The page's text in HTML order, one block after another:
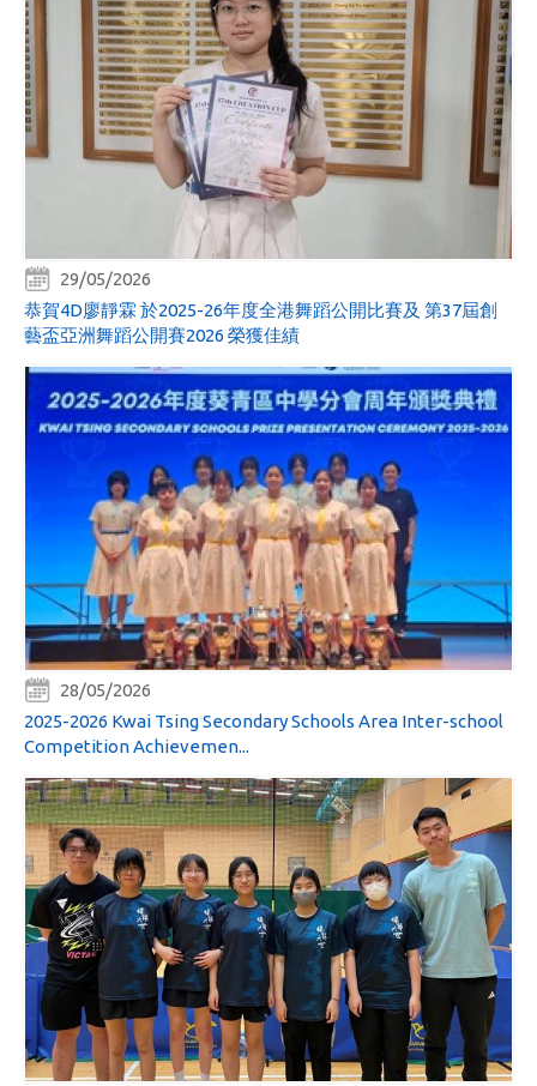
29/05/2026
恭賀4D廖靜霖 於2025-26年度全港舞蹈公開比賽及 第37屆創
藝盃亞洲舞蹈公開賽2026 榮獲佳績
28/05/2026
2025-2026 Kwai Tsing Secondary Schools Area Inter-school
Competition Achievemen...